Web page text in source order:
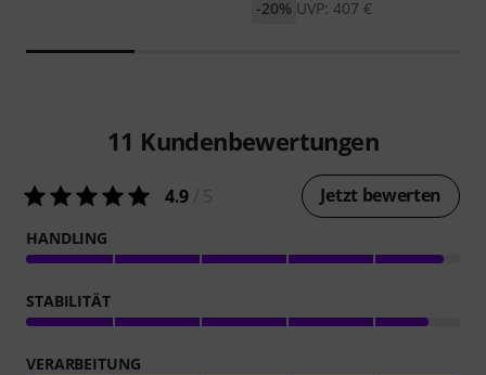
UVP: 407 €
-20%
11 Kundenbewertungen
4.9 Jetzt bewerten
HANDLING
STABILITÄT
VERARBEITUNG